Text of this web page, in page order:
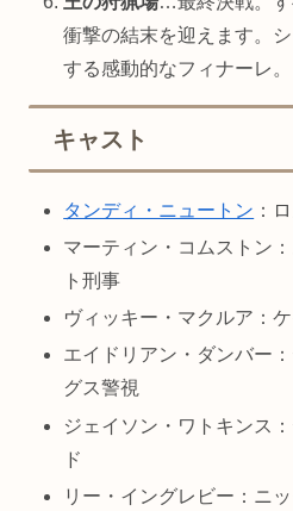
衝撃の結末を迎えます。
する感動的なフィナーレ。
キャスト
タンディ・ニュートン ：
マーティン・コムストン
ト刑事
ヴィッキー・マクルア：
エイドリアン・ダンバー
グス警視
ジェイソン・ワトキンス
ド
リー・イングレビー：ニ